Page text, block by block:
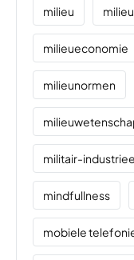
milieu
milieueconomie
milieunormen
militair-
mindfullness
mobiele